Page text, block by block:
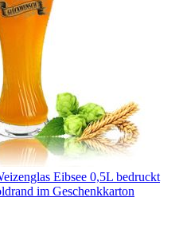
Eibsee 0,5L bedruckt
im Geschenkkarton